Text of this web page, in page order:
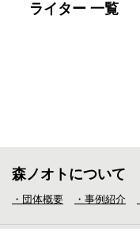
ライター 一覧
森ノオトについて
・団体概要 ・事例紹介